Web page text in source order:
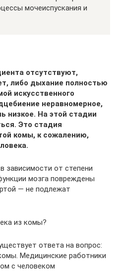
мочеиспускания и
отсутствуют,
либо дыхание полностью
искусственного
неравномерное,
низкое. На этой стадии
Это стадия
комы, к сожалению,
зависимости от степени
мозга повреждены
— не подлежат
из комы?
ответа на вопрос:
Медицинские работники
с человеком